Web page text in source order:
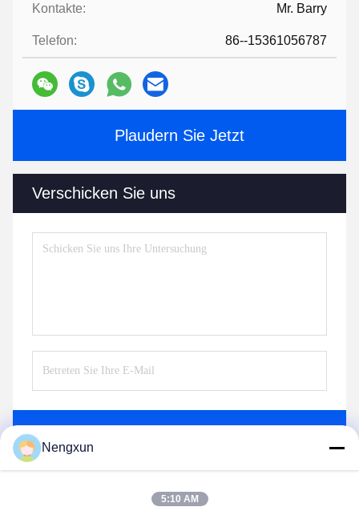
Kontakte: Mr. Barry
Telefon: 86--15361056787
Plaudern Sie Jetzt
Verschicken Sie uns
Nengxun
5:10 AM